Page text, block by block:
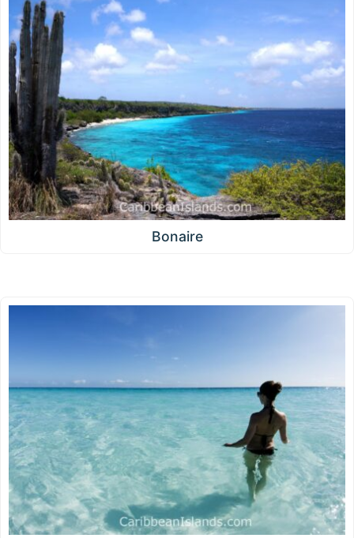
Bonaire